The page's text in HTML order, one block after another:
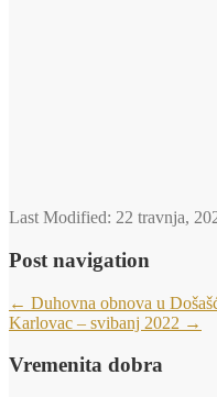
Last Modified: 22 travnja,
Post navigation
← Duhovna obnova u
Karlovac – svibanj 2022 →
Vremenita dobra